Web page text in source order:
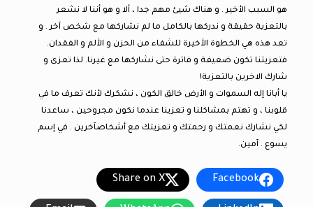
هو السبب الأخير . و هناك شيئ مهم جدا ، ألا و هو أننا لا نشعر
بالتعزية حقيقة و ندركها بالكامل ما لم نشاركها مع شخص آخر . و
تعد هذه هي الخطوة الأخيرة للشفاء من الحزن و الألم و الفقدان.
فتعزيتنا تكون ضعيفة و فاترة حتى نشاركها مع غيرنا. لذا تعزى و
شارك الاخرين بالتعزية!
يا أبانا إله السموات و الأرض خالق الكون ، نشكرك لأنك تعرف ما في
قلوبنا ، و تهتم بمشاكلنا و تعزينا عندما نكون مجروحين ، ساعدنا
لكي نشارك نعمتك و رحمتك و تعزيتك مع أشخاصآخرين . في إسم
يسوع . آمين.
Facebook
Share on X